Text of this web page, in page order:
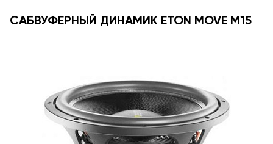
САБВУФЕРНЫЙ ДИНАМИК ETON MOVE M15